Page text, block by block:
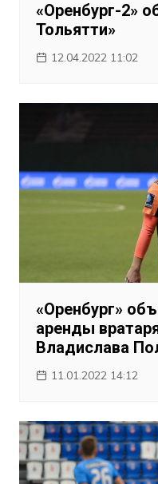
«Оренбург-2»
Тольятти»
12.04.2022 11:02
«Оренбург»
аренды
Владислава
11.01.2022 14:12